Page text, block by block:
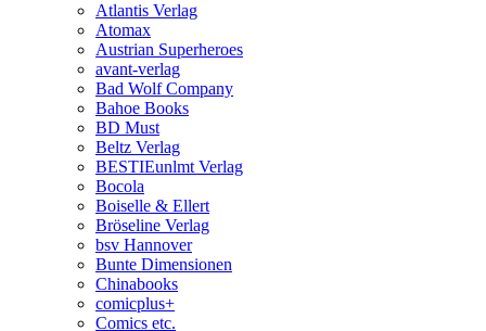
Atlantis Verlag
Atomax
Austrian Superheroes
avant-verlag
Bad Wolf Company
Bahoe Books
BD Must
Beltz Verlag
BESTIEunlmt Verlag
Bocola
Boiselle & Ellert
Bröseline Verlag
bsv Hannover
Bunte Dimensionen
Chinabooks
comicplus+
Comics etc.